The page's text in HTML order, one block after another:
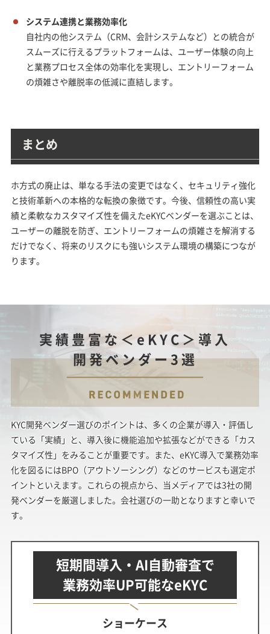
システム連携と業務効率化
自社内の他システム（CRM、会計システムなど）との統合が
スムーズに行えるプラットフォームは、ユーザー体験の向上
と業務プロセス全体の効率化を実現し、エントリーフォーム
の煩雑さや離脱率の低減に直結します。
まとめ
ホ方式の廃止は、単なる手法の変更ではなく、セキュリティ強化
と技術革新への本格的な転換の象徴です。今後、信頼性の高い実
績と柔軟なカスタマイズ性を備えたeKYCベンダーを選ぶことは、
ユーザーの離脱を防ぎ、エントリーフォームの煩雑さを解消する
だけでなく、将来のリスクにも強いシステム環境の構築につなが
ります。
実績豊富な＜eKYC＞導入
開発ベンダー3選
KYC開発ベンダー選びのポイントは、多くの企業が導入・評価し
ている「実績」と、導入後に機能追加や拡張などができる「カス
タマイズ性」をみることが重要です。また、eKYC導入で業務効率
化を図るにはBPO（アウトソーシング）などのサービスも選定ポ
イントといえます。これらの視点から、当メディアでは3社の開
発ベンダーを厳選しました。会社選びの一助となりますと幸いで
す。
短期間導入・AI自動審査で
業務効率UP可能なeKYC
ショーケース